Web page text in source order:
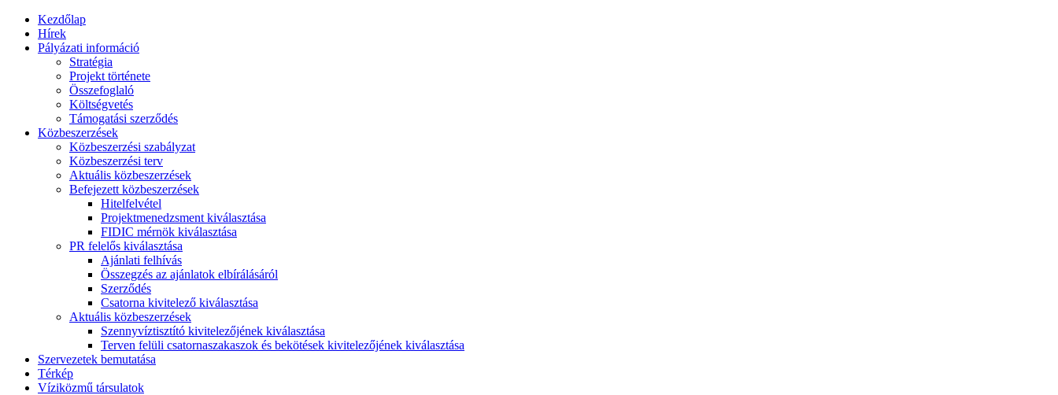
Kezdőlap
Hírek
Pályázati információ
Stratégia
Projekt története
Összefoglaló
Költségvetés
Támogatási szerződés
Közbeszerzések
Közbeszerzési szabályzat
Közbeszerzési terv
Aktuális közbeszerzések
Befejezett közbeszerzések
Hitelfelvétel
Projektmenedzsment kiválasztása
FIDIC mérnök kiválasztása
PR felelős kiválasztása
Ajánlati felhívás
Összegzés az ajánlatok elbírálásáról
Szerződés
Csatorna kivitelező kiválasztása
Aktuális közbeszerzések
Szennyvíztisztító kivitelezőjének kiválasztása
Terven felüli csatornaszakaszok és bekötések kivitelezőjének kiválasztása
Szervezetek bemutatása
Térkép
Víziközmű társulatok